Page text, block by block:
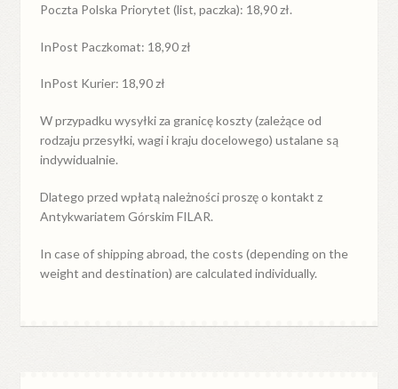
Poczta Polska Priorytet (list, paczka): 18,90 zł.
InPost Paczkomat: 18,90 zł
InPost Kurier: 18,90 zł
W przypadkuwysyłkiza granicękoszty (zależące od
rodzaju przesyłki, wagi i kraju docelowego) ustalane są
indywidualnie.
Dlatego przed wpłatą należności proszę o kontakt z
Antykwariatem Górskim FILAR.
In case of shipping abroad, the costs (depending on the
weight and destination) are calculated individually.